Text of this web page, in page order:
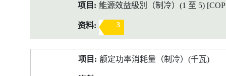
能源效益級別（制冷）(1 至 5) [COP
3
额定功率消耗量（制冷）(千瓦)